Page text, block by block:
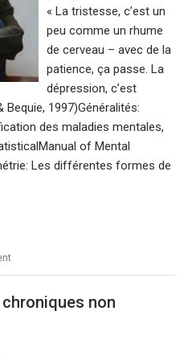
« La tristesse, c’est un
peu comme un rhume
de cerveau – avec de la
patience, ça passe. La
dépression, c’est
1997)Généralités:
des maladies mentales,
of Mental
Les différentes formes de
chroniques non